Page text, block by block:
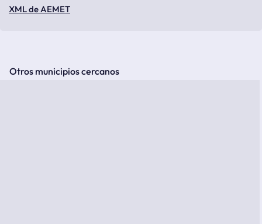
XML de AEMET
Otros municipios cercanos